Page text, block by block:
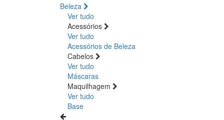
Beleza
Ver tudo
Acessórios
Ver tudo
Acessórios de Beleza
Cabelos
Ver tudo
Máscaras
Maquilhagem
Ver tudo
Base